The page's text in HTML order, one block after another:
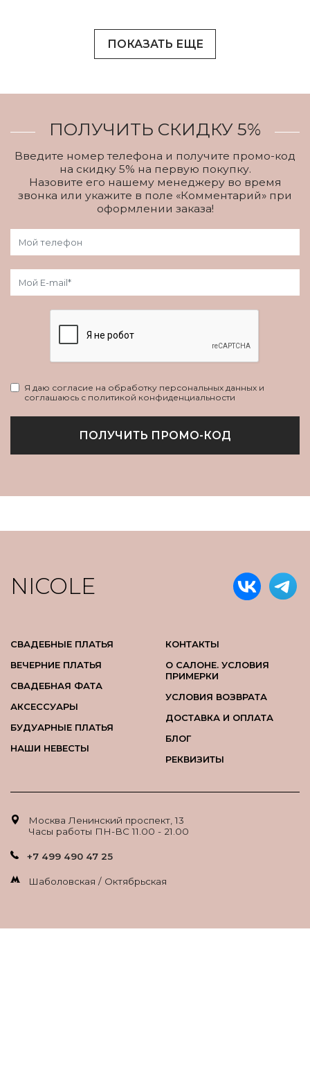
ПОКАЗАТЬ ЕЩЕ
ПОЛУЧИТЬ СКИДКУ 5%
Введите номер телефона и получите промо-код
на скидку 5% на первую покупку.
Назовите его нашему менеджеру во время
звонка или укажите в поле «Комментарий» при
оформлении заказа!
Я даю согласие на обработку персональных данных и
соглашаюсь с политикой конфиденциальности
ПОЛУЧИТЬ ПРОМО-КОД
NICOLE
СВАДЕБНЫЕ ПЛАТЬЯ
ВЕЧЕРНИЕ ПЛАТЬЯ
СВАДЕБНАЯ ФАТА
АКСЕССУАРЫ
БУДУАРНЫЕ ПЛАТЬЯ
НАШИ НЕВЕСТЫ
КОНТАКТЫ
О САЛОНЕ. УСЛОВИЯ
ПРИМЕРКИ
УСЛОВИЯ ВОЗВРАТА
ДОСТАВКА И ОПЛАТА
БЛОГ
РЕКВИЗИТЫ
Москва Ленинский проспект, 13
Часы работы ПН-ВС 11.00 - 21.00
+7 499 490 47 25
Шаболовская / Октябрьская